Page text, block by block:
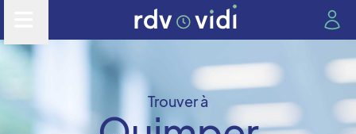
Trouver à